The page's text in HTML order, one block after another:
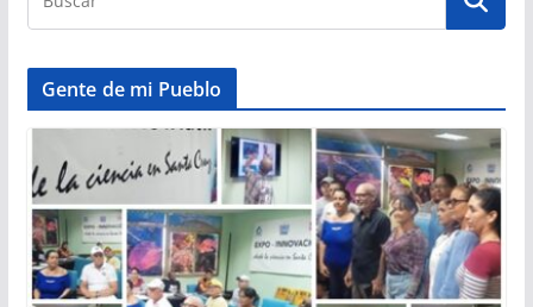
Gente de mi Pueblo